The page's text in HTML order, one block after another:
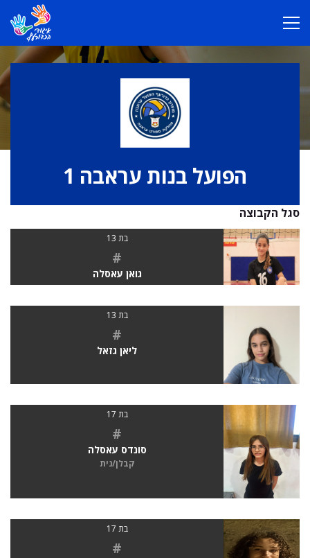
הפועל בנות עראבה 1
סגל הקבוצה
בת 13
#
גואן עאסלה
בת 13
#
ליאן גזאל
בת 17
#
סונדס עאסלה
קבלן/נית
בת 17
#